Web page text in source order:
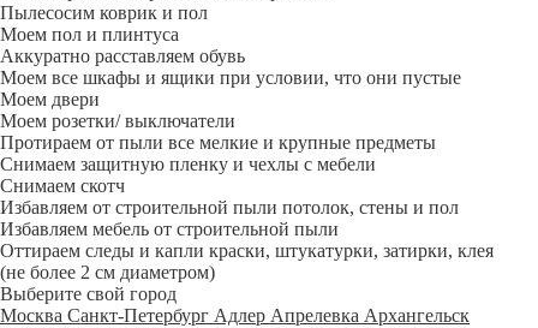
Пылесосим коврик и пол
Моем пол и плинтуса
Аккуратно расставляем обувь
Моем все шкафы и ящики при условии, что они пустые
Моем двери
Моем розетки/ выключатели
Протираем от пыли все мелкие и крупные предметы
Снимаем защитную пленку и чехлы с мебели
Снимаем скотч
Избавляем от строительной пыли потолок, стены и пол
Избавляем мебель от строительной пыли
Оттираем следы и капли краски, штукатурки, затирки, клея
(не более 2 см диаметром)
Выберите свой город
Москва Санкт-Петербург Адлер Апрелевка Архангельск